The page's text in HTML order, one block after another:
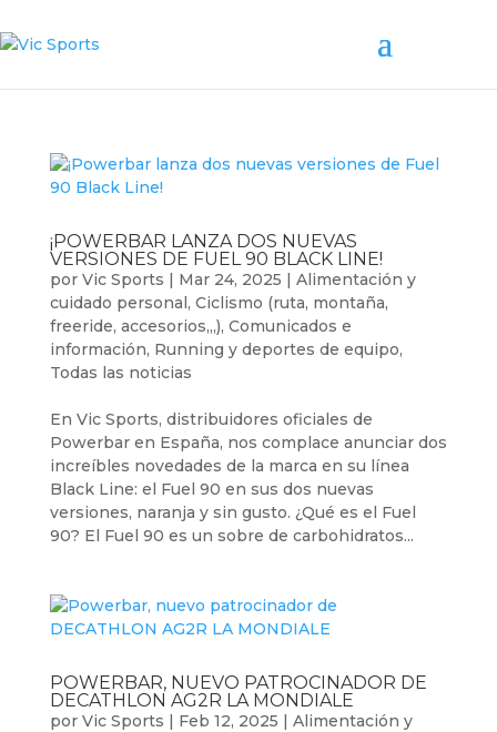
¡POWERBAR LANZA DOS NUEVAS
VERSIONES DE FUEL 90 BLACK LINE!
por Vic Sports | Mar 24, 2025 | Alimentación y
cuidado personal, Ciclismo (ruta, montaña,
freeride, accesorios,,,), Comunicados e
información, Running y deportes de equipo,
Todas las noticias
En Vic Sports, distribuidores oficiales de
Powerbar en España, nos complace anunciar dos
increíbles novedades de la marca en su línea
Black Line: el Fuel 90 en sus dos nuevas
versiones, naranja y sin gusto. ¿Qué es el Fuel
90? El Fuel 90 es un sobre de carbohidratos...
POWERBAR, NUEVO PATROCINADOR DE
DECATHLON AG2R LA MONDIALE
por Vic Sports | Feb 12, 2025 | Alimentación y